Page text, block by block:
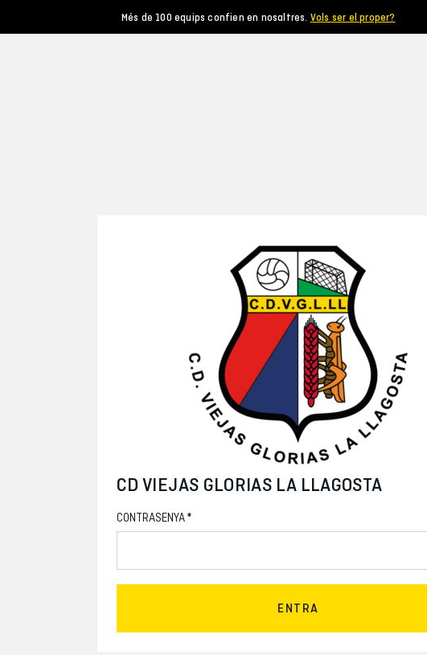
Més de 100 equips confien en nosaltres. Vols ser el proper?
CD VIEJAS GLORIAS LA LLAGOSTA
CONTRASENYA*
ENTRA